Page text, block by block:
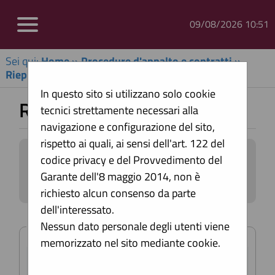
09/08/2026 10:51
Sei qui:Home»Procedure d'appalto e contratti»
Riepilogo contratti - Link BDNCP
In questo sito si utilizzano solo cookie
tecnici strettamente necessari alla
navigazione e configurazione del sito,
rispetto ai quali, ai sensi dell'art. 122 del
codice privacy e del Provvedimento del
Garante dell'8 maggio 2014, non è
richiesto alcun consenso da parte
dell'interessato.
Nessun dato personale degli utenti viene
memorizzato nel sito mediante cookie.
Riepilogo contratti
Informazioni relative alla trasparenza
sugli appalti affidati secondo il D.Lgs.
36/2023.
Impostare un criterio di ricerca per
consultare i dati. In caso di estrazione di
almeno un'occorrenza, è disponibile sul
campo CIG il link per consultare il
relativo dettaglio.
Criteri di ricerca